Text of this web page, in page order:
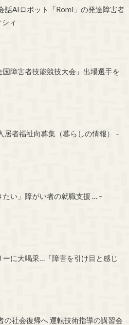
話AIロボット「Romi」の発達障害者
ィ
国障害者技能競技大会」出場選手を
居者福祉向募集（暮らしの情報） –
たい」障がい者の就職支援 … –
ーに大喝采…「障害を引け目と感じ
の社会復帰へ 運転技術指導の講習会